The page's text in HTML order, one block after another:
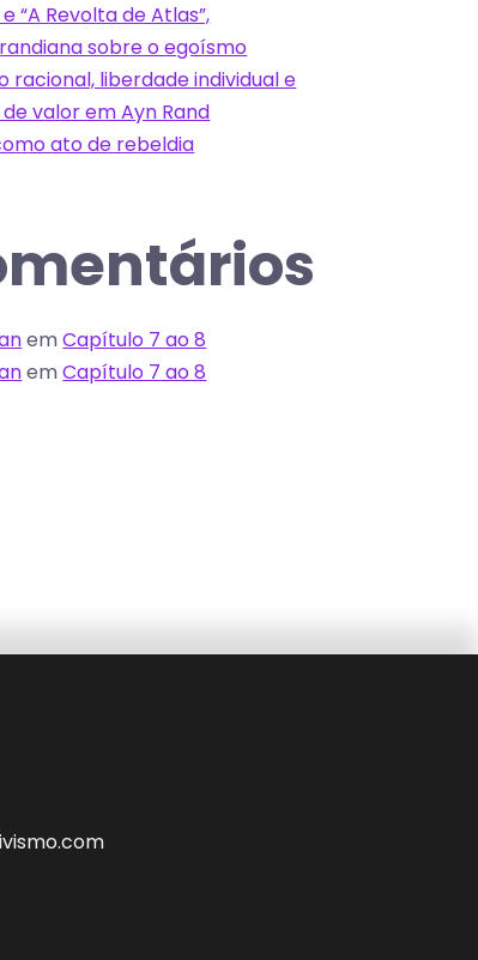
“A Revolta de Atlas”,
sobre o egoísmo
racional, liberdade individual e
valor em Ayn Rand
ato de rebeldia
emCapítulo 7 ao 8
emCapítulo 7 ao 8